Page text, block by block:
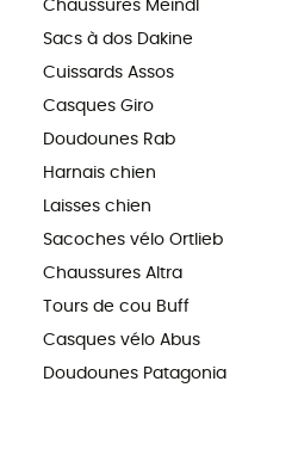
Chaussures Meindl
Sacs à dos Dakine
Cuissards Assos
Casques Giro
Doudounes Rab
Harnais chien
Laisses chien
Sacoches vélo Ortlieb
Chaussures Altra
Tours de cou Buff
Casques vélo Abus
Doudounes Patagonia